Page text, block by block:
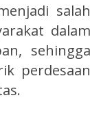
salah
dalam
sehingga
perdesaan